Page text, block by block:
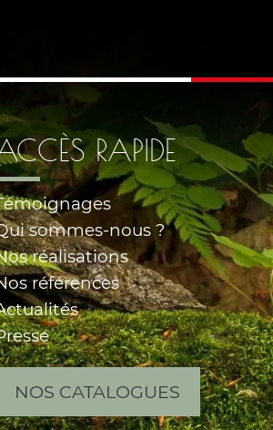
RAPIDE
sommes-nous ?
réalisations
références
NOS CATALOGUES